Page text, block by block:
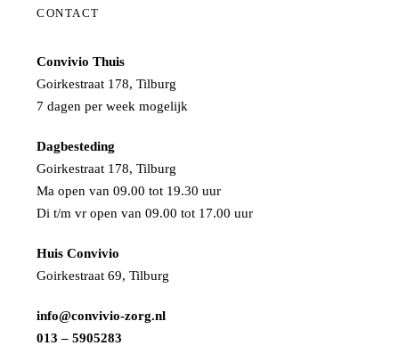
CONTACT
Convivio Thuis
Goirkestraat 178, Tilburg
7 dagen per week mogelijk
Dagbesteding
Goirkestraat 178, Tilburg
Ma open van 09.00 tot 19.30 uur
Di t/m vr open van 09.00 tot 17.00 uur
Huis Convivio
Goirkestraat 69, Tilburg
info@convivio-zorg.nl
013 – 5905283